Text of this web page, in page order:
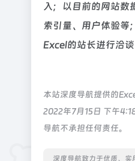
入；以目前的网站数
索引量、用户体验等
Excel的站长进行洽
本站深度导航提供的
2022年7月15日 下午
导航不承担任何责任。
深度导航致力于优质、实